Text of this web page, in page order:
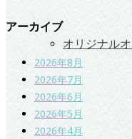
オリジナル
アーカイブ
2026年8月
2026年7月
2026年6月
2026年5月
2026年4月